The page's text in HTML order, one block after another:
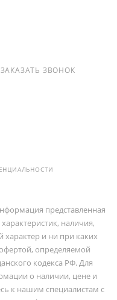
ЗАКАЗАТЬ ЗВОНОК
представленная
наличия,
и ни при каких
определяемой
кодекса РФ. Для
о наличии, цене и
к нашим специалистам с